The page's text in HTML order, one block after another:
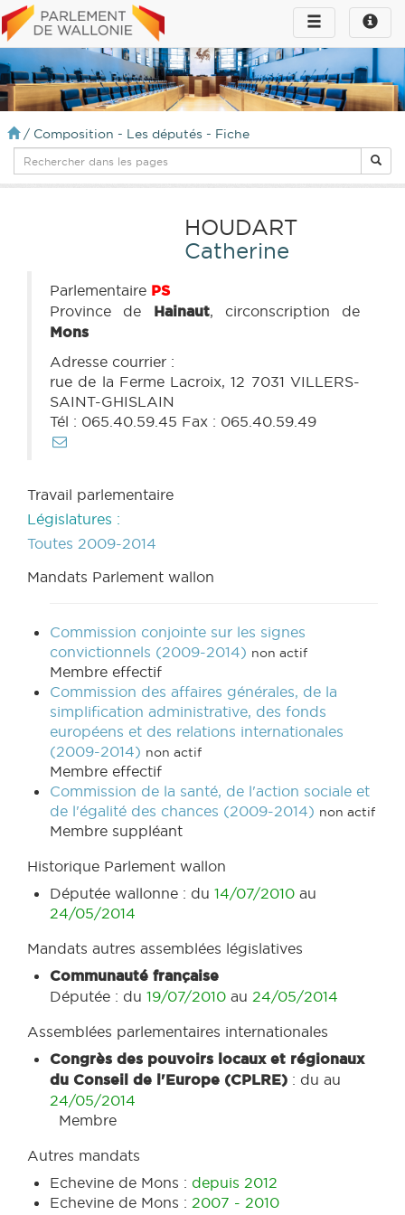
Toggle
infos
Toggle
navigation
/ Composition - Les députés - Fiche
HOUDART
Catherine
Parlementaire PS
Province de Hainaut, circonscription de
Mons
Adresse courrier :
rue de la Ferme Lacroix, 12 7031 VILLERS-
SAINT-GHISLAIN
Tél : 065.40.59.45 Fax : 065.40.59.49
Travail parlementaire
Législatures :
Toutes 2009-2014
Mandats Parlement wallon
Commission conjointe sur les signes
convictionnels (2009-2014) non actif
Membre effectif
Commission des affaires générales, de la
simplification administrative, des fonds
européens et des relations internationales
(2009-2014) non actif
Membre effectif
Commission de la santé, de l'action sociale et
de l'égalité des chances (2009-2014) non actif
Membre suppléant
Historique Parlement wallon
Députée wallonne : du 14/07/2010 au
24/05/2014
Mandats autres assemblées législatives
Communauté française
Députée : du 19/07/2010 au 24/05/2014
Assemblées parlementaires internationales
Congrès des pouvoirs locaux et régionaux
du Conseil de l'Europe (CPLRE) : du au
24/05/2014
Membre
Autres mandats
Echevine de Mons : depuis 2012
Echevine de Mons : 2007 - 2010